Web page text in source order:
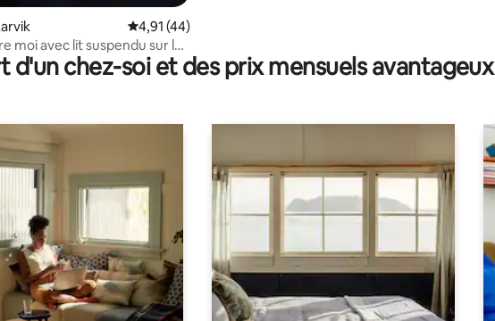
5, 14 commentairesNote moyenne de 4,91 sur 5, 44 commentaires
4,91 (44)
moi avec lit suspendu sur le
d'un chez-soi et des prix mensuels avantageux